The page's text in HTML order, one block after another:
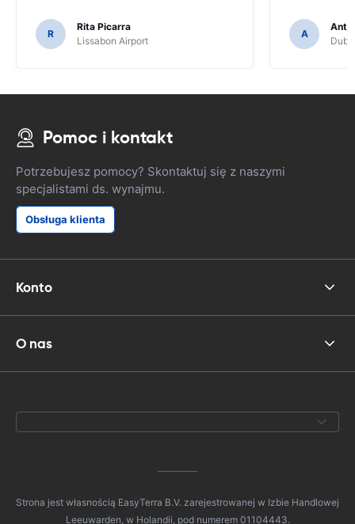
R
Rita Picarra
Lissabon Airport
A
Pomoc i kontakt
Potrzebujesz pomocy? Skontaktuj się z naszymi
specjalistami ds. wynajmu.
Obsługa klienta
Konto
O nas
Strona jest własnością EasyTerra B.V. zarejestrowanej w Izbie Handlowej
Leeuwarden, w Holandii, pod numerem 01104443.